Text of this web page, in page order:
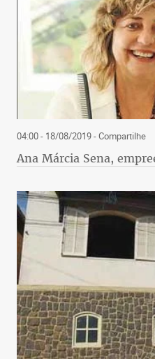
04:00 - 18/08/2019- Compartilhe
Ana Márcia Sena,